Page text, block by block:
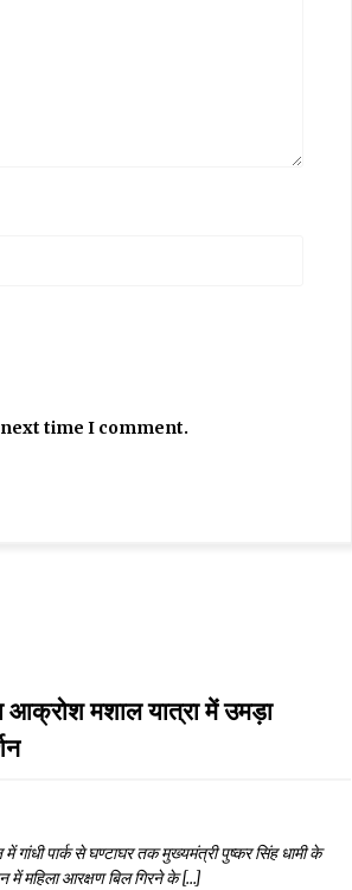
time I comment.
मशाल यात्रा में उमड़ा
पार्क से घण्टाघर तक मुख्यमंत्री पुष्कर सिंह धामी के
महिला आरक्षण बिल गिरने के […]